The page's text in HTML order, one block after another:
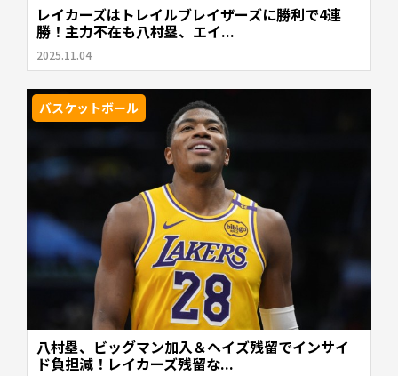
レイカーズはトレイルブレイザーズに勝利で4連
勝！主力不在も八村塁、エイ...
2025.11.04
バスケットボール
八村塁、ビッグマン加入＆ヘイズ残留でインサイ
ド負担減！レイカーズ残留な...